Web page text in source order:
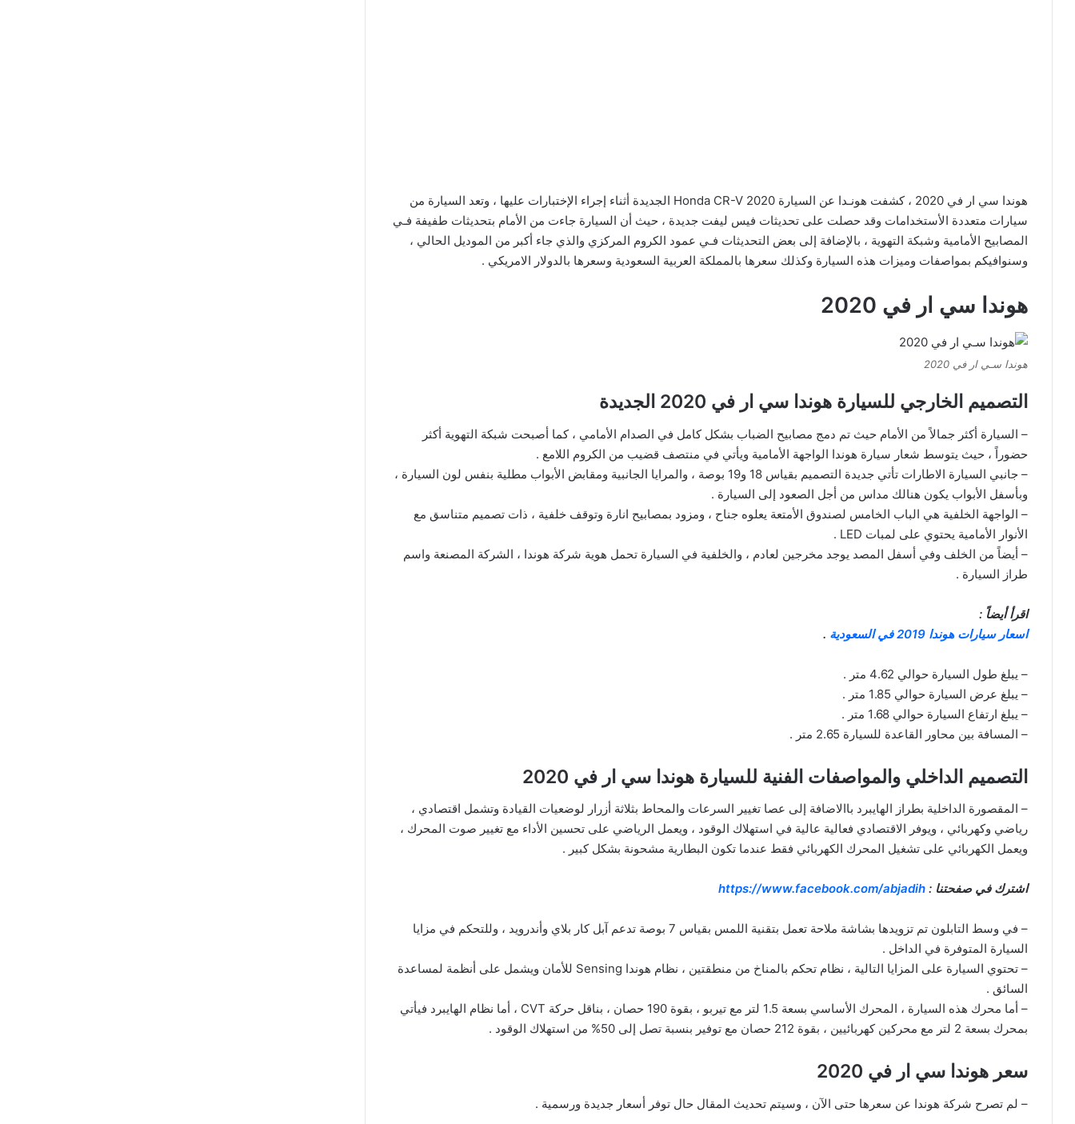
هوندا سي ار في 2020 ، كشفت هونـدا عن السيارة Honda CR-V 2020 الجديدة أثناء إجراء الإختبارات عليها ، وتعد السيارة من
سيارات متعددة الأستخدامات وقد حصلت على تحديثات فيس ليفت جديدة ، حيث أن السيارة جاءت من الأمام بتحديثات طفيفة فـي
المصابيح الأمامية وشبكة التهوية ، بالإضافة إلى بعض التحديثات فـي عمود الكروم المركزي والذي جاء أكبر من الموديل الحالي ،
وسنوافيكم بمواصفات وميزات هذه السيارة وكذلك سعرها بالمملكة العربية السعودية وسعرها بالدولار الامريكي .
هوندا سي ار في 2020
هوندا سـي ار في 2020
التصميم الخارجي للسيارة هوندا سي ار في 2020 الجديدة
– السيارة أكثر جمالاً من الأمام حيث تم دمج مصابيح الضباب بشكل كامل في الصدام الأمامي ، كما أصبحت شبكة التهوية أكثر
حضوراً ، حيث يتوسط شعار سيارة هوندا الواجهة الأمامية ويأتي في منتصف قضيب من الكروم اللامع .
– جانبي السيارة الاطارات تأتي جديدة التصميم بقیاس 18 و19 بوصة ، والمرايا الجانبية ومقابض الأبواب مطلية بنفس لون السيارة ،
وبأسفل الأبواب يكون هنالك مداس من أجل الصعود إلى السيارة .
– الواجهة الخلفية هي الباب الخامس لصندوق الأمتعة يعلوه جناح ، ومزود بمصابيح انارة وتوقف خلفية ، ذات تصميم متناسق مع
الأنوار الأمامية يحتوي على لمبات LED .
– أيضاً من الخلف وفي أسفل المصد يوجد مخرجين لعادم ، والخلفية في السيارة تحمل هوية شركة هوندا ، الشركة المصنعة واسم
طراز السيارة .
اقرأ أيضاً :
اسعار سيارات هوندا 2019 في السعودية
.
– يبلغ طول السيارة حوالي 4.62 متر .
– يبلغ عرض السيارة حوالي 1.85 متر .
– يبلغ ارتفاع السيارة حوالي 1.68 متر .
– المسافة بين محاور القاعدة للسيارة 2.65 متر .
التصميم الداخلي والمواصفات الفنية للسيارة هوندا سي ار في 2020
– المقصورة الداخلية بطراز الهايبرد باالاضافة إلى عصا تغيير السرعات والمحاط بثلاثة أزرار لوضعيات القيادة وتشمل اقتصادي ،
رياضي وكهربائي ، ويوفر الاقتصادي فعالية عالية في استهلاك الوقود ، ويعمل الرياضي على تحسين الأداء مع تغيير صوت المحرك ،
ويعمل الكهربائي على تشغيل المحرك الكهربائي فقط عندما تكون البطارية مشحونة بشكل كبير .
اشترك في صفحتنا :https://www.facebook.com/abjadih
– في وسط التابلون تم تزویدها بشاشة ملاحة تعمل بتقنیة اللمس بقياس 7 بوصة تدعم آبل كار بلاي وأندرويد ، وللتحكم في مزايا
السيارة المتوفرة في الداخل .
– تحتوي السيارة على المزايا التالية ، نظام تحكم بالمناخ من منطقتين ، نظام هوندا Sensing للأمان ويشمل على أنظمة لمساعدة
السائق .
– أما محرك هذه السیارة ، المحرك الأساسي بسعة 1.5 لتر مع تيربو ، بقوة 190 حصان ، بناقل حركة CVT ، أما نظام الهايبرد فيأتي
بمحرك بسعة 2 لتر مع محركين كهربائيين ، بقوة 212 حصان مع توفير بنسبة تصل إلى 50% من استهلاك الوقود .
سعر هوندا سي ار في 2020
– لم تصرح شركة هوندا عن سعرها حتى الآن ، وسيتم تحديث المقال حال توفر أسعار جديدة ورسمية .